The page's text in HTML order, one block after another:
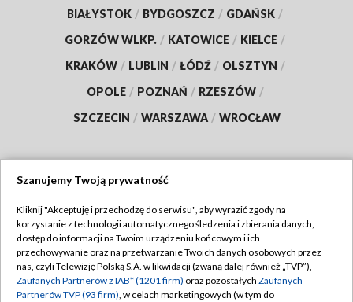
BIAŁYSTOK / BYDGOSZCZ / GDAŃSK /
GORZÓW WLKP. / KATOWICE / KIELCE /
KRAKÓW / LUBLIN / ŁÓDŹ / OLSZTYN /
OPOLE / POZNAŃ / RZESZÓW /
SZCZECIN / WARSZAWA / WROCŁAW
TVP
Abonament TVP
Emisja w TVP
Regulamin TVP
Polityka prywatności
Szanujemy Twoją prywatność
Kliknij "Akceptuję i przechodzę do serwisu", aby wyrazić zgody na
korzystanie z technologii automatycznego śledzenia i zbierania danych,
dostęp do informacji na Twoim urządzeniu końcowym i ich
przechowywanie oraz na przetwarzanie Twoich danych osobowych przez
nas, czyli Telewizję Polską S.A. w likwidacji (zwaną dalej również „TVP”),
Zaufanych Partnerów z IAB* (1201 firm) oraz pozostałych Zaufanych
Partnerów TVP (93 firm), w celach marketingowych (w tym do